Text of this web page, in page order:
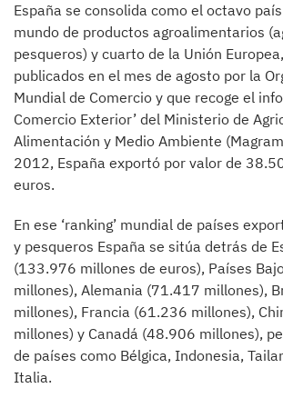
España se consolida como el octavo
mundo de productos agroalimentarios
pesqueros) y cuarto de la Unión
publicados en el mes de agosto por la
Mundial de Comercio y que recoge el
Comercio Exterior’ del Ministerio de
Alimentación y Medio Ambiente
2012, España exportó por valor de
euros.
En ese ‘ranking’ mundial de países
y pesqueros España se sitúa detrás de
(133.976 millones de euros), Países
millones), Alemania (71.417 millones),
millones), Francia (61.236 millones),
millones) y Canadá (48.906 millones),
de países como Bélgica, Indonesia,
Italia.